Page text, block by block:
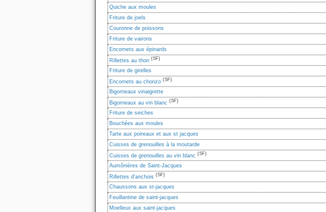
Quiche aux moules
Friture de joels
Couronne de poissons
Friture de vairons
Encornets aux épinards
Rillettes au thon (SF)
Friture de girelles
Encornets au chorizo (SF)
Bigorneaux vinaigrette
Bigorneaux au vin blanc (SF)
Friture de seiches
Bouchées aux moules
Tarte aux poireaux et aux st jacques
Cuisses de grenouilles à la moutarde
Cuisses de grenouilles au vin blanc (SF)
Aumônières de Saint-Jacques
Rillettes d'anchois (SF)
Chaussons aux st-jacques
Feuillantine de saint-jacques
Moelleux aux saint-jacques